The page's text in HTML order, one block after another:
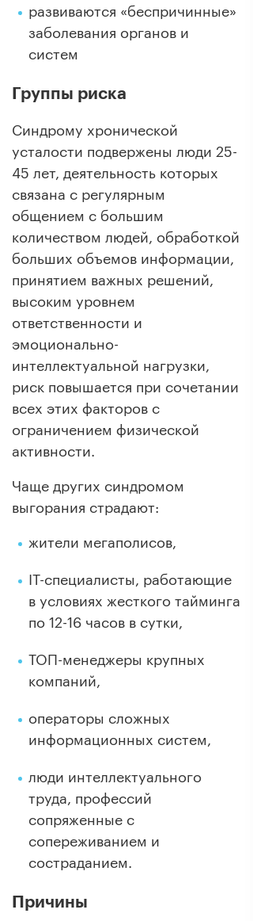
развиваются «беспричинные»
заболевания органов и
систем
Группы риска
Синдрому хронической
усталости подвержены люди 25-
45 лет, деятельность которых
связана с регулярным
общением с большим
количеством людей, обработкой
больших объемов информации,
принятием важных решений,
высоким уровнем
ответственности и
эмоционально-
интеллектуальной нагрузки,
риск повышается при сочетании
всех этих факторов с
ограничением физической
активности.
Чаще других синдромом
выгорания страдают:
жители мегаполисов,
IT-специалисты, работающие
в условиях жесткого тайминга
по 12-16 часов в сутки,
ТОП-менеджеры крупных
компаний,
операторы сложных
информационных систем,
люди интеллектуального
труда, профессий
сопряженные с
сопереживанием и
состраданием.
Причины